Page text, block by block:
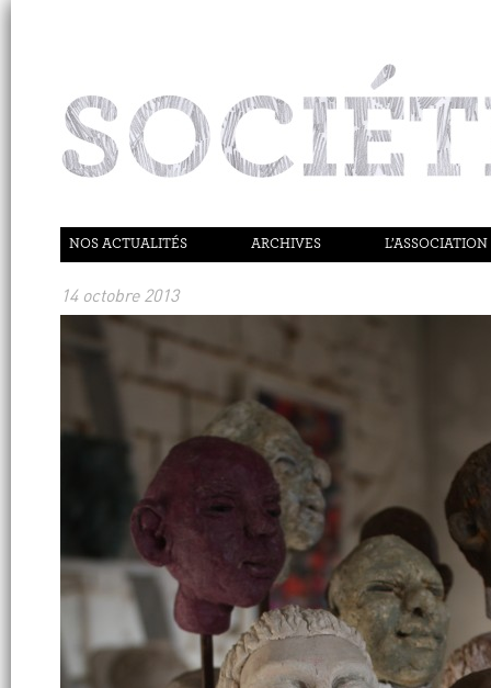
NOS ACTUALITÉS ARCHIVES L’ASSOCIATION
14 octobre 2013